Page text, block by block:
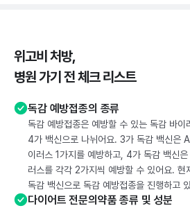
위고비 처방,
병원 가기 전 체크 리스트
독감 예방접종의 종류
독감 예방접종은 예방할 수 있는 독감 바
4가 백신으로 나뉘어요. 3가 독감 백신은
이러스 1가지를 예방하고, 4가 독감 백신
러스를 각각 2가지씩 예방할 수 있어요.
독감 백신으로 독감 예방접종을 진행하고
다이어트 전문의약품 종류 및 성분